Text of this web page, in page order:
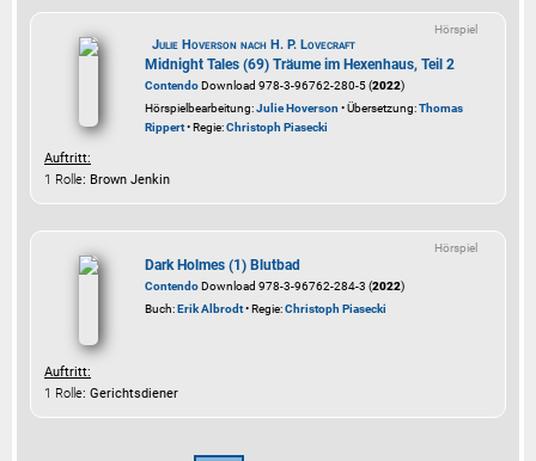
Hörspiel
Julie Hoverson nach H. P. Lovecraft
Midnight Tales (69) Träume im Hexenhaus, Teil 2
ContendoDownload 978-3-96762-280-5 (2022)
Hörspielbearbeitung:Julie Hoverson • Übersetzung:Thomas
Rippert• Regie:Christoph Piasecki
Auftritt:
1 Rolle: Brown Jenkin
Hörspiel
Dark Holmes (1) Blutbad
ContendoDownload 978-3-96762-284-3 (2022)
Buch:Erik Albrodt• Regie:Christoph Piasecki
Auftritt:
1 Rolle: Gerichtsdiener